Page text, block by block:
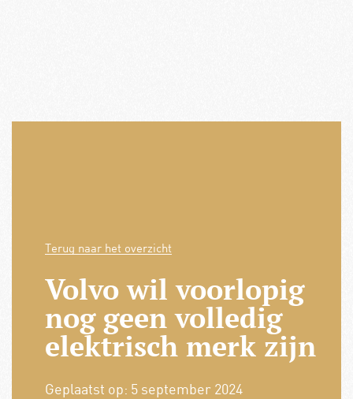
Terug naar het overzicht
Volvo wil voorlopig
nog geen volledig
elektrisch merk zijn
Geplaatst op: 5 september 2024